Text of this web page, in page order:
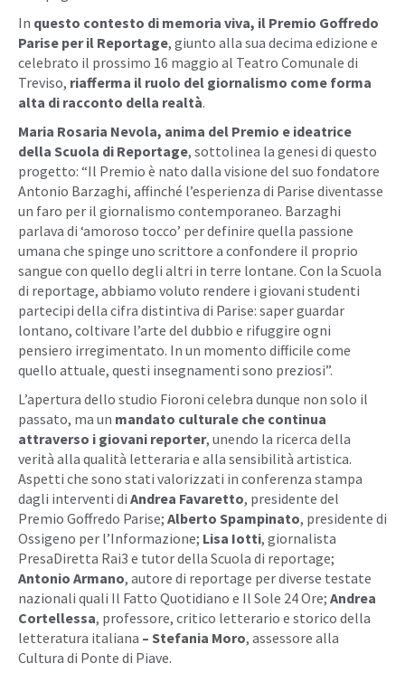
In questo contesto di memoria viva, il Premio Goffredo
Parise per il Reportage, giunto alla sua decima edizione e
celebrato il prossimo 16 maggio al Teatro Comunale di
Treviso, riafferma il ruolo del giornalismo come forma
alta di racconto della realtà.
Maria Rosaria Nevola, anima del Premio e ideatrice
della Scuola di Reportage, sottolinea la genesi di questo
progetto: “Il Premio è nato dalla visione del suo fondatore
Antonio Barzaghi, affinché l’esperienza di Parise diventasse
un faro per il giornalismo contemporaneo. Barzaghi
parlava di ‘amoroso tocco’ per definire quella passione
umana che spinge uno scrittore a confondere il proprio
sangue con quello degli altri in terre lontane. Con la Scuola
di reportage, abbiamo voluto rendere i giovani studenti
partecipi della cifra distintiva di Parise: saper guardar
lontano, coltivare l’arte del dubbio e rifuggire ogni
pensiero irregimentato. In un momento difficile come
quello attuale, questi insegnamenti sono preziosi”.
L’apertura dello studio Fioroni celebra dunque non solo il
passato, ma un mandato culturale che continua
attraverso i giovani reporter, unendo la ricerca della
verità alla qualità letteraria e alla sensibilità artistica.
Aspetti che sono stati valorizzati in conferenza stampa
dagli interventi di Andrea Favaretto, presidente del
Premio Goffredo Parise; Alberto Spampinato, presidente di
Ossigeno per l’Informazione; Lisa Iotti, giornalista
PresaDiretta Rai3 e tutor della Scuola di reportage;
Antonio Armano, autore di reportage per diverse testate
nazionali quali Il Fatto Quotidiano e Il Sole 24 Ore; Andrea
Cortellessa, professore, critico letterario e storico della
letteratura italiana – Stefania Moro, assessore alla
Cultura di Ponte di Piave.